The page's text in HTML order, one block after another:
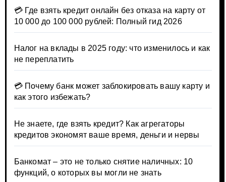
💳 Где взять кредит онлайн без отказа на карту от
10 000 до 100 000 рублей: Полный гид 2026
Налог на вклады в 2025 году: что изменилось и как
не переплатить
💳 Почему банк может заблокировать вашу карту и
как этого избежать?
Не знаете, где взять кредит? Как агрегаторы
кредитов экономят ваше время, деньги и нервы
Банкомат – это не только снятие наличных: 10
функций, о которых вы могли не знать